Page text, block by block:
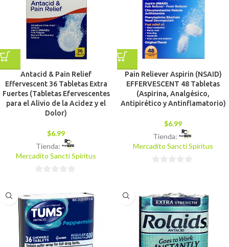
Antacid & Pain Relief
Effervescent 36 Tabletas Extra
Fuertes (Tabletas Efervescentes
para el Alivio de la Acidez y el
Dolor)
$6.99
Tienda:
Mercadito Sancti Spíritus
5
Pain Reliever Aspirin (NSAID)
EFFERVESCENT 48 Tabletas
(Aspirina, Analgésico,
Antipirético y Antinflamatorio)
$6.99
Tienda:
Mercadito Sancti Spíritus
5